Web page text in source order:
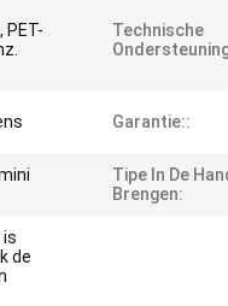
Technische
Garantie::
Tipe In De
Brengen:
is
de